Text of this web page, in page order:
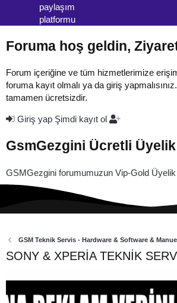
paylaşım
platformu
Foruma hoş geldin,
Forum içeriğine ve tüm hizmetlerimize
foruma kayıt olmalı ya da giriş
tamamen ücretsizdir.
Giriş yap Şimdi kayıt ol
GsmGezgini Ücretli
GSMGezgini forumumuzun Vip-Gold Üyelik
GSM Teknik Servis - Hardware & Software &
SONY & XPERİA TEKNİK